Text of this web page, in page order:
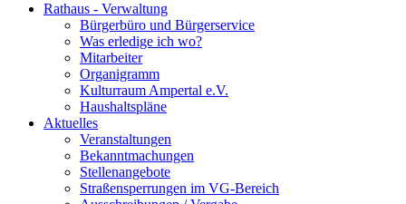
Rathaus - Verwaltung
Bürgerbüro und Bürgerservice
Was erledige ich wo?
Mitarbeiter
Organigramm
Kulturraum Ampertal e.V.
Haushaltspläne
Aktuelles
Veranstaltungen
Bekanntmachungen
Stellenangebote
Straßensperrungen im VG-Bereich